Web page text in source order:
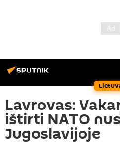
Lavrovas:
ištirti NATO
Jugoslavijoje